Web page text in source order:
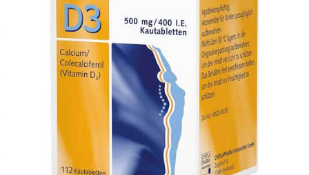
Gratis dazu
Neuheiten
Schnäppchen
Bio & Genuss
Körperpflege & Kosmetik
Liebe & Erotik